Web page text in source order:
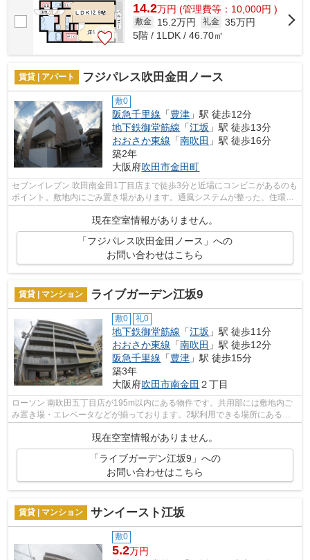
14.2万円 (管理費等：10,000円 )
敷金 15.2万円 礼金 35万円
5階 / 1LDK / 46.70㎡
賃貸 | アパート フジパレス吹田金田ノース
敷0
阪急千里線 「豊津 」駅 徒歩12分
地下鉄御堂筋線 「江坂 」駅 徒歩13分
おおさか東線 「南吹田 」駅 徒歩16分
築2年
大阪府吹田市金田町
セブンイレブン 吹田南金田1丁目店まで徒歩3分と近場にコンビニがあるのも
ポイント。敷地内にごみ置き場があります。通風システムが整った、住環境
の良い安心のアパートです。物件の近...
現在空室情報がありません。
「フジパレス吹田金田ノース」への
お問い合わせはこちら
賃貸 | マンション ライブガーデン江坂9
敷0 礼0
地下鉄御堂筋線 「江坂 」駅 徒歩11分
おおさか東線 「南吹田 」駅 徒歩12分
阪急千里線 「豊津 」駅 徒歩15分
築3年
大阪府吹田市南金田 ２丁目
ローソン 南吹田五丁目店が195m以内にある物件です。共用部には敷地内ご
み置き場・エレベータなどが揃っております。2駅利用できる場所にあるの
現在空室情報がありません。
「ライブガーデン江坂9」への
お問い合わせはこちら
賃貸 | マンション サンイースト江坂
敷0
5.2万円